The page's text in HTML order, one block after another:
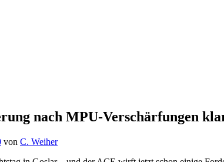
nach MPU-Verschärfungen
von C. Weiher